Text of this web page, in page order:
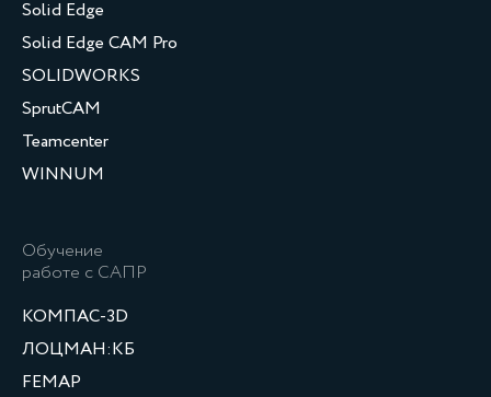
Solid Edge
Solid Edge CAM Pro
SOLIDWORKS
SprutCAM
Teamcenter
WINNUM
Обучение
работе с САПР
КОМПАС-3D
ЛОЦМАН:КБ
FEMAP